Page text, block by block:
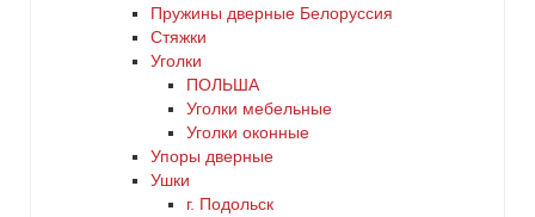
Пружины дверные Белоруссия
Стяжки
Уголки
ПОЛЬША
Уголки мебельные
Уголки оконные
Упоры дверные
Ушки
г. Подольск